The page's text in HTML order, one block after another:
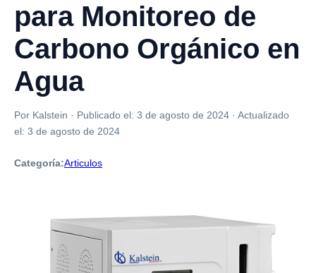
para Monitoreo de
Carbono Orgánico en
Agua
Por Kalstein · Publicado el: 3 de agosto de 2024 · Actualizado
el: 3 de agosto de 2024
Categoría:Articulos